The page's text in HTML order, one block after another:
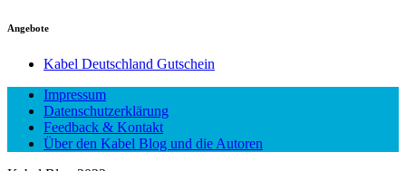
Angebote
Kabel Deutschland Gutschein
Impressum
Datenschutzerklärung
Feedback & Kontakt
Über den Kabel Blog und die Autoren